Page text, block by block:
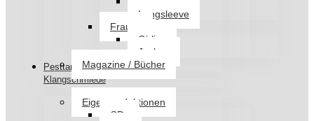
Longsleeve
Frauen
Girlies
Jacken
Magazine / Bücher
Pesttanz
Klangschmiede
Eigenproduktionen
CDs